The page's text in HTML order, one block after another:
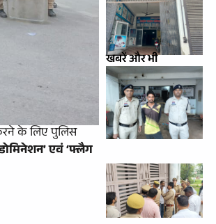
के लिए पुलिस
डोमिनेशन’ एवं ‘फ्लैग
खबरें और भी